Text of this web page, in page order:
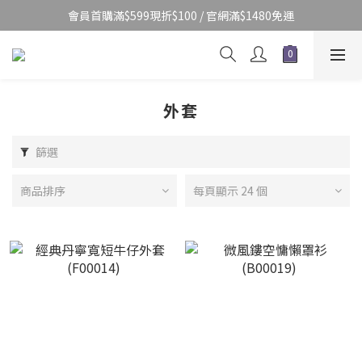
會員首購滿$599現折$100 / 官網滿$1480免運
外套
篩選
商品排序 每頁顯示 24 個